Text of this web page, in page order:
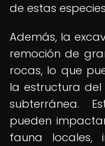
de estas
Además, la
remoción de
rocas, lo que
la estructura
subterránea.
pueden
fauna locales,